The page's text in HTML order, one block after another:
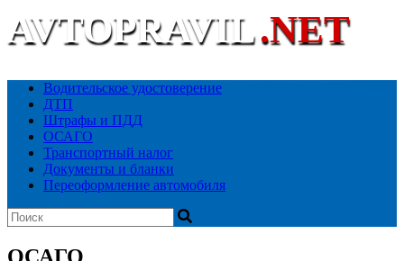
AVTOPRAVIL.NET
Водительское удостоверение
ДТП
Штрафы и ПДД
ОСАГО
Транспортный налог
Документы и бланки
Переоформление автомобиля